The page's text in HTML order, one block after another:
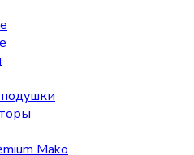
Mako